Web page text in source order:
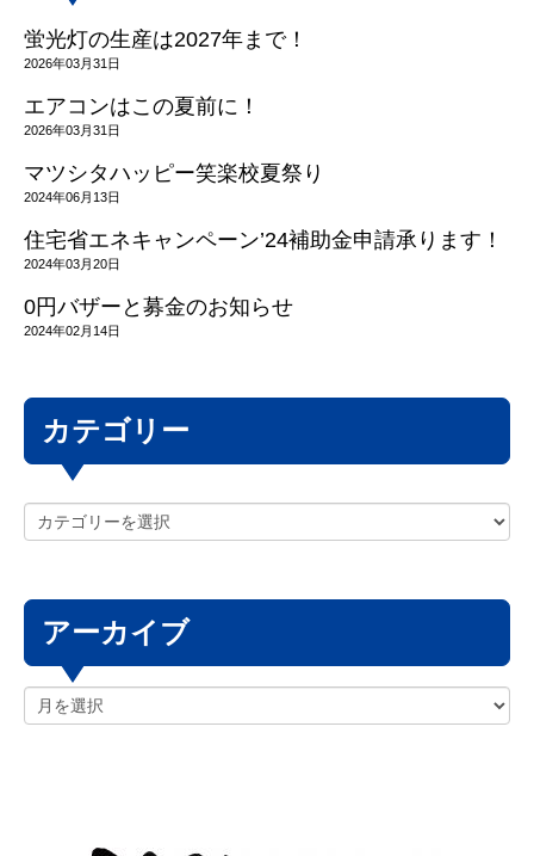
蛍光灯の生産は2027年まで！
2026年03月31日
エアコンはこの夏前に！
2026年03月31日
マツシタハッピー笑楽校夏祭り
2024年06月13日
住宅省エネキャンペーン’24補助金申請承ります！
2024年03月20日
0円バザーと募金のお知らせ
2024年02月14日
カテゴリー
アーカイブ